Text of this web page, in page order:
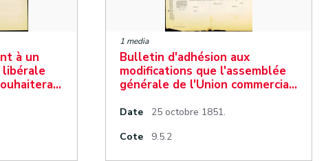
à un
libérale
1 media
Bulletin d'adhésion aux
modifications que l'assemblée
générale de l'Union commercia…
Date
25 octobre 1851.
Cote
9.5.2